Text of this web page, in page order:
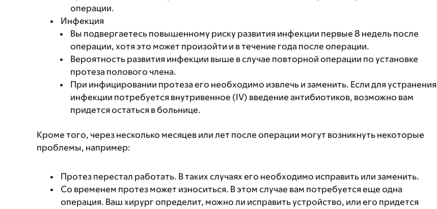
операции.
Инфекция
Вы подвергаетесь повышенному риску развития инфекции первые 8 недель после
операции, хотя это может произойти и в течение года после операции.
Вероятность развития инфекции выше в случае повторной операции по установке
протеза полового члена.
При инфицировании протеза его необходимо извлечь и заменить. Если для устранения
инфекции потребуется внутривенное (IV) введение антибиотиков, возможно вам
придется остаться в больнице.
Кроме того, через несколько месяцев или лет после операции могут возникнуть некоторые
проблемы, например:
Протез перестал работать. В таких случаях его необходимо исправить или заменить.
Со временем протез может износиться. В этом случае вам потребуется еще одна
операция. Ваш хирург определит, можно ли исправить устройство, или его придется